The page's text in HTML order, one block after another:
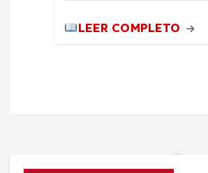
LEER COMPLETO